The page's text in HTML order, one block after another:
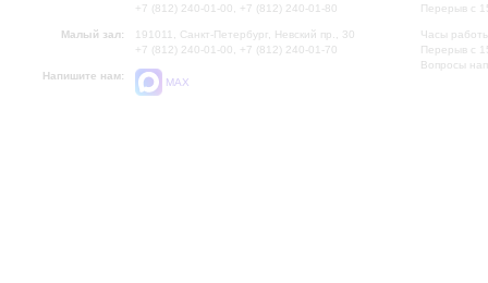
+7 (812) 240-01-00, +7 (812) 240-01-80
Малый зал:
191011, Санкт-Петербург, Невский пр., 30
+7 (812) 240-01-00, +7 (812) 240-01-70
Напишите нам:
MAX
Перерыв с
Часы
Перерыв с
Вопросы